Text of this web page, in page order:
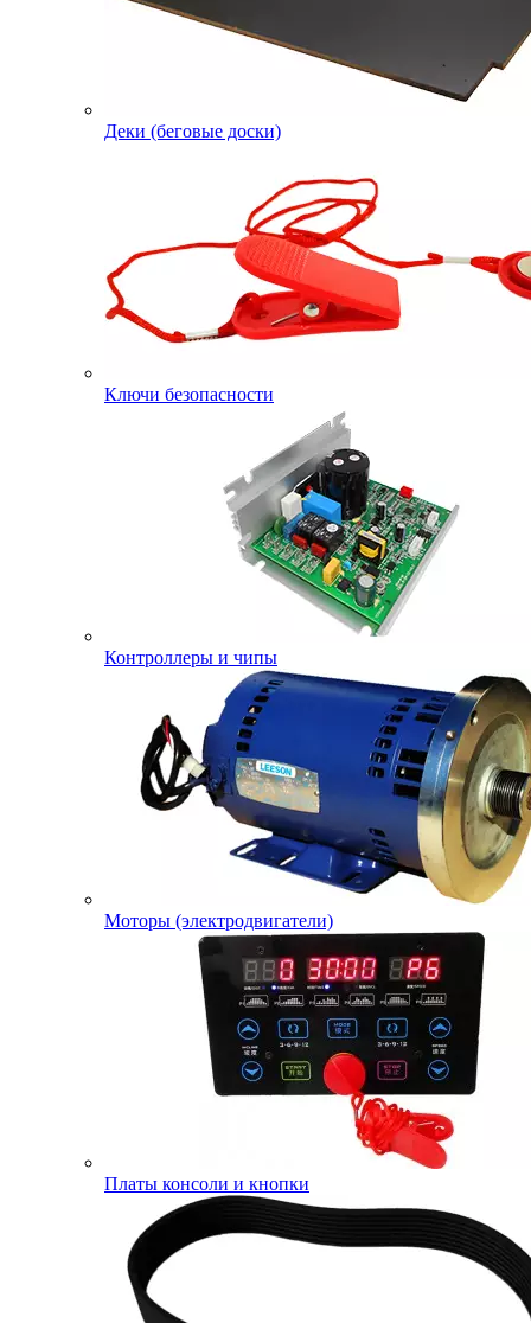
Деки (беговые доски)
Ключи безопасности
Контроллеры и чипы
Моторы (электродвигатели)
Платы консоли и кнопки